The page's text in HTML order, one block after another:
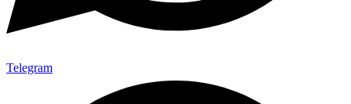
Telegram